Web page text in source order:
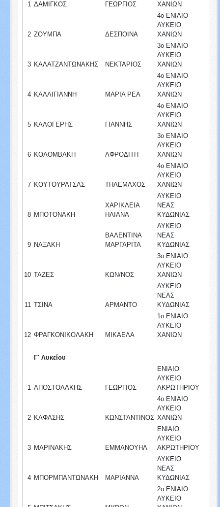
1 ΔΑΜΙΓΚΟΣ ΓΕΩΡΓΙΟΣ
ΧΑΝΙΩΝ
2 ΖΟΥΜΠΑ ΔΕΣΠΟΙΝΑ
4ο ΕΝΙΑΙΟ
ΛΥΚΕΙΟ
ΧΑΝΙΩΝ
3 ΚΑΛΑΤΖΑΝΤΩΝΑΚΗΣ ΝΕΚΤΑΡΙΟΣ
3ο ΕΝΙΑΙΟ
ΛΥΚΕΙΟ
ΧΑΝΙΩΝ
4 ΚΑΛΛΙΓΙΑΝΝΗ ΜΑΡΙΑ ΡΕΑ
4ο ΕΝΙΑΙΟ
ΛΥΚΕΙΟ
ΧΑΝΙΩΝ
5 ΚΑΛΟΓΕΡΗΣ ΓΙΑΝΝΗΣ
4ο ΕΝΙΑΙΟ
ΛΥΚΕΙΟ
ΧΑΝΙΩΝ
6 ΚΟΛΟΜΒΑΚΗ ΑΦΡΟΔΙΤΗ
3ο ΕΝΙΑΙΟ
ΛΥΚΕΙΟ
ΧΑΝΙΩΝ
7 ΚΟΥΤΟΥΡΑΤΣΑΣ ΤΗΛΕΜΑΧΟΣ
4ο ΕΝΙΑΙΟ
ΛΥΚΕΙΟ
ΧΑΝΙΩΝ
8 ΜΠΟΤΟΝΑΚΗ
ΧΑΡΙΚΛΕΙΑ
ΗΛΙΑΝΑ
ΛΥΚΕΙΟ
ΝΕΑΣ
ΚΥΔΩΝΙΑΣ
9 ΝΑΞΑΚΗ
ΒΑΛΕΝΤΙΝΑ
ΜΑΡΓΑΡΙΤΑ
ΛΥΚΕΙΟ
ΝΕΑΣ
ΚΥΔΩΝΙΑΣ
10 ΤΑΖΕΣ ΚΩΝ/ΝΟΣ
3ο ΕΝΙΑΙΟ
ΛΥΚΕΙΟ
ΧΑΝΙΩΝ
11 ΤΣΙΝΑ ΑΡΜΑΝΤΟ
ΛΥΚΕΙΟ
ΝΕΑΣ
ΚΥΔΩΝΙΑΣ
12 ΦΡΑΓΚΟΝΙΚΟΛΑΚΗ ΜΙΚΑΕΛΑ
1ο ΕΝΙΑΙΟ
ΛΥΚΕΙΟ
ΧΑΝΙΩΝ
Γ' Λυκείου
1 ΑΠΟΣΤΟΛΑΚΗΣ ΓΕΩΡΓΙΟΣ
ΕΝΙΑΙΟ
ΛΥΚΕΙΟ
ΑΚΡΩΤΗΡΙΟΥ
2 ΚΑΦΑΣΗΣ ΚΩΝΣΤΑΝΤΙΝΟΣ
4ο ΕΝΙΑΙΟ
ΛΥΚΕΙΟ
ΧΑΝΙΩΝ
3 ΜΑΡΙΝΑΚΗΣ ΕΜΜΑΝΟΥΗΛ
ΕΝΙΑΙΟ
ΛΥΚΕΙΟ
ΑΚΡΩΤΗΡΙΟΥ
4 ΜΠΟΡΜΠΑΝΤΩΝΑΚΗ ΜΑΡΙΑΝΝΑ
ΛΥΚΕΙΟ
ΝΕΑΣ
ΚΥΔΩΝΙΑΣ
2ο ΕΝΙΑΙΟ
ΛΥΚΕΙΟ